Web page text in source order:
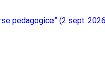
pedagogice” (2 sept.